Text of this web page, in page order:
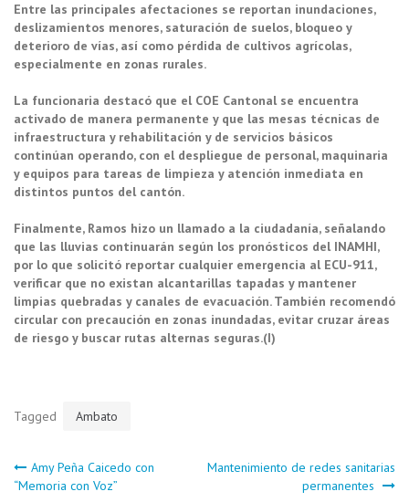
Entre las principales afectaciones se reportan inundaciones,
deslizamientos menores, saturación de suelos, bloqueo y
deterioro de vías, así como pérdida de cultivos agrícolas,
especialmente en zonas rurales.
La funcionaria destacó que el COE Cantonal se encuentra
activado de manera permanente y que las mesas técnicas de
infraestructura y rehabilitación y de servicios básicos
continúan operando, con el despliegue de personal, maquinaria
y equipos para tareas de limpieza y atención inmediata en
distintos puntos del cantón.
Finalmente, Ramos hizo un llamado a la ciudadanía, señalando
que las lluvias continuarán según los pronósticos del INAMHI,
por lo que solicitó reportar cualquier emergencia al ECU-911,
verificar que no existan alcantarillas tapadas y mantener
limpias quebradas y canales de evacuación. También recomendó
circular con precaución en zonas inundadas, evitar cruzar áreas
de riesgo y buscar rutas alternas seguras.(I)
Tagged Ambato
Navegación
Amy Peña Caicedo con
“Memoria con Voz”
Mantenimiento de redes sanitarias
permanentes